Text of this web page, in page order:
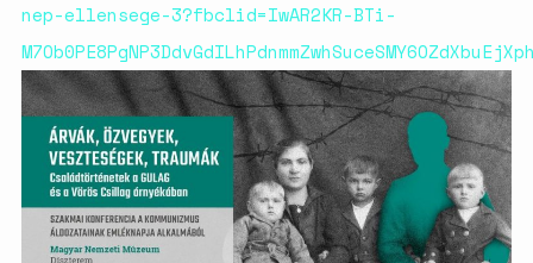
nep-ellensege-3?fbclid=IwAR2KR-BTi-